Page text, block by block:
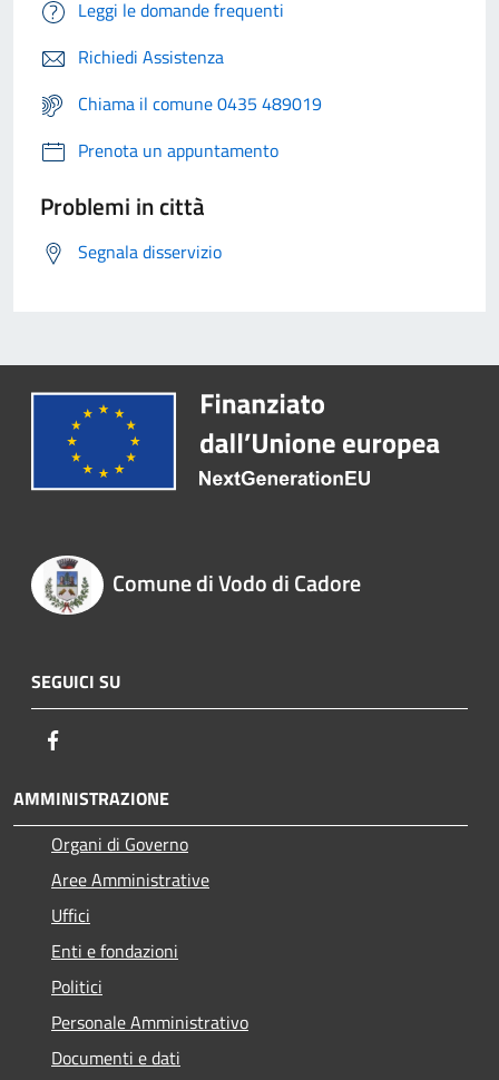
Leggi le domande frequenti
Richiedi Assistenza
Chiama il comune 0435 489019
Prenota un appuntamento
Problemi in città
Segnala disservizio
Comune di Vodo di Cadore
SEGUICI SU
AMMINISTRAZIONE
Organi di Governo
Aree Amministrative
Uffici
Enti e fondazioni
Politici
Personale Amministrativo
Documenti e dati